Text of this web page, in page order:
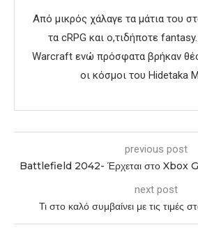
Από μικρός χάλαγε τα μάτια του
τα cRPG και ο,τιδήποτε
Warcraft ενώ πρόσφατα βρήκαν
οι κόσμοι του Hidetaka
previous post
Battlefield 2042- Έρχεται στο Xbox
next post
Τι στο καλό συμβαίνει με τις